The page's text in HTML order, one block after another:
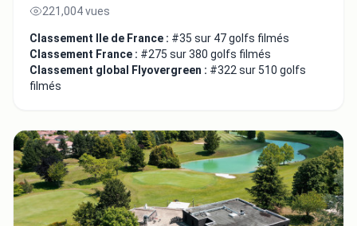
221,004 vues
Classement Ile de France : #35 sur 47 golfs filmés
Classement France : #275 sur 380 golfs filmés
Classement global Flyovergreen : #322 sur 510 golfs
filmés